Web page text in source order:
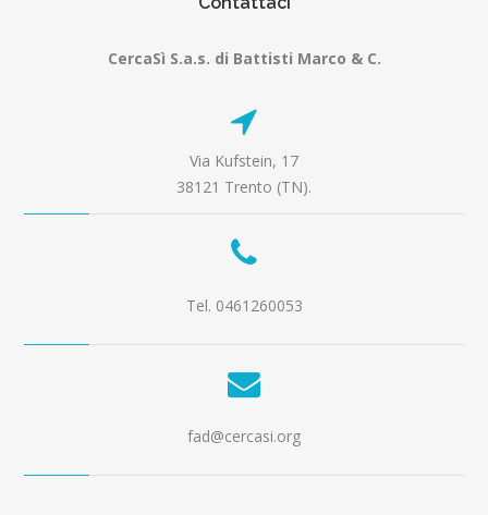
CercaSì S.a.s. di Battisti Marco & C.
Via Kufstein, 17
38121 Trento (TN).
Tel. 0461260053
fad@cercasi.org